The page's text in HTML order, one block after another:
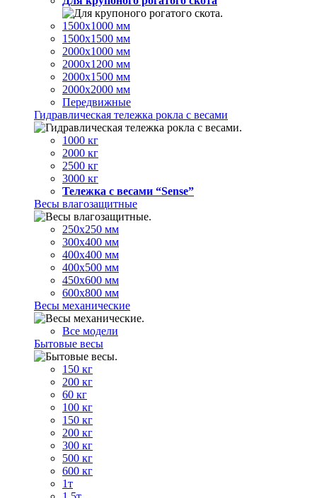
1500х1000 мм
1500х1500 мм
2000х1000 мм
2000х1200 мм
2000х1500 мм
2000х2000 мм
Передвижные
Гидравлическая тележка рокла с весами
1000 кг
2000 кг
2500 кг
3000 кг
Тележка с весами “Sense”
Весы влагозащитные
250х250 мм
300х400 мм
400х400 мм
400х500 мм
450х600 мм
600х800 мм
Весы механические
Все модели
Бытовые весы
150 кг
200 кг
60 кг
100 кг
150 кг
200 кг
300 кг
500 кг
600 кг
1т